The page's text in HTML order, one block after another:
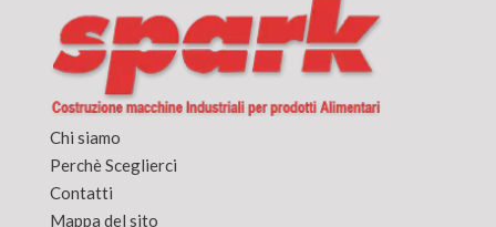
Chi siamo
Perchè Sceglierci
Contatti
Mappa del sito